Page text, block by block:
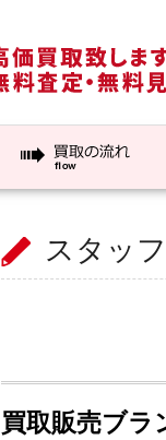
スタッ
買取販売ブ